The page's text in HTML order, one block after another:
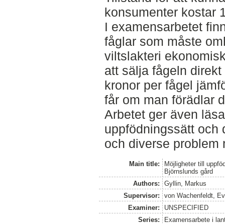
konsumenter kostar
I examensarbetet
fåglar som måste
viltslakteri
att sälja fågeln
kronor per fågel
får om man förädlar
Arbetet ger även
uppfödningssätt och
och diverse problem
Main title:
Möjligheter till
Björnslunds gård
Authors:
Gyllin, Markus
Supervisor:
von Wachenfeldt,
Examiner:
UNSPECIFIED
Series:
Examensarbete i